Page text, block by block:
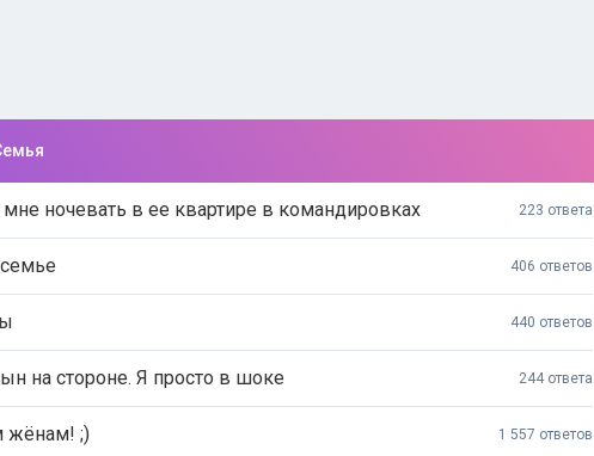
мне ночевать в ее квартире в командировках 223 ответа
406 ответов
440 ответов
на стороне. Я просто в шоке 244 ответа
жёнам! ;) 1 557 ответов